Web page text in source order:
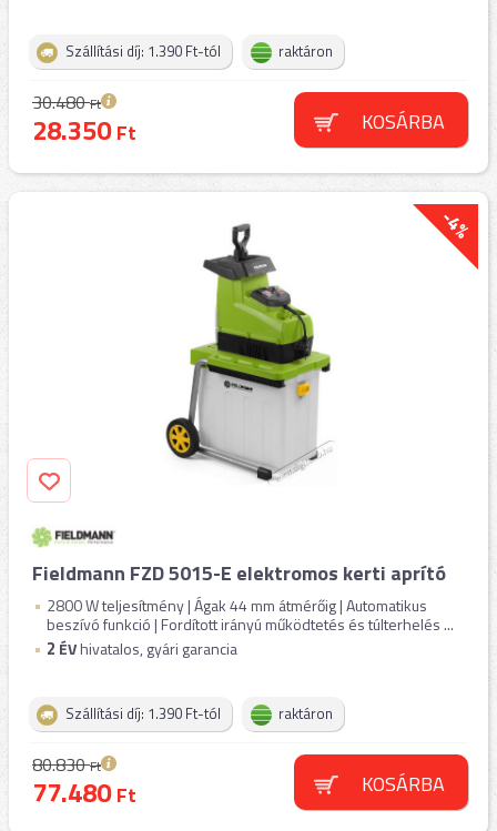
Szállítási díj: 1.390 Ft-tól raktáron
30.480Ft
28.350Ft KOSÁRBA
-4%
Fieldmann FZD 5015-E elektromos kerti aprító
2800 W teljesítmény | Ágak 44 mm átmérőig | Automatikus
beszívó funkció | Fordított irányú működtetés és túlterhelés ...
2 ÉVhivatalos, gyári garancia
Szállítási díj: 1.390 Ft-tól raktáron
80.830Ft
77.480Ft KOSÁRBA